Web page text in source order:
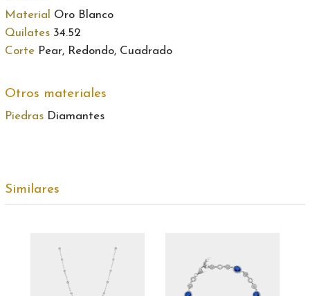
Material Oro Blanco
Quilates34.52
CortePear, Redondo, Cuadrado
Otros materiales
PiedrasDiamantes
Similares